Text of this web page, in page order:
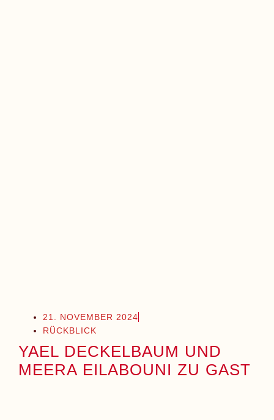
21. NOVEMBER 2024
RÜCKBLICK
YAEL DECKELBAUM UND
MEERA EILABOUNI ZU GAST